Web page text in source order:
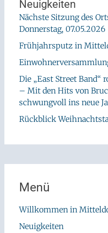
Neuigkeiten
Nächste Sitzung des
Donnerstag, 07.05.2026
Frühjahrsputz in
Die „East Street Band“
– Mit den Hits von
schwungvoll ins neue
Rückblick
Menü
Willkommen in
Neuigkeiten